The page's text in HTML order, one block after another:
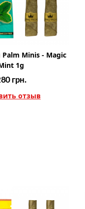
Minis - Magic
1g
грн.
отзыв